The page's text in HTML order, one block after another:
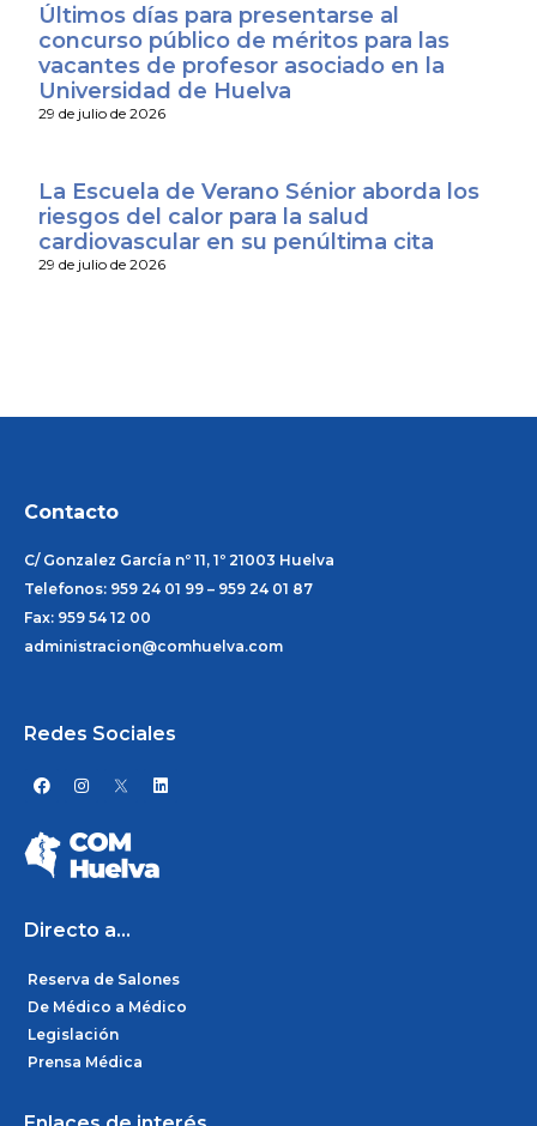
Últimos días para presentarse al
concurso público de méritos para las
vacantes de profesor asociado en la
Universidad de Huelva
29 de julio de 2026
La Escuela de Verano Sénior aborda los
riesgos del calor para la salud
cardiovascular en su penúltima cita
29 de julio de 2026
Contacto
C/ Gonzalez García nº 11, 1º 21003 Huelva
Telefonos: 959 24 01 99 – 959 24 01 87
Fax: 959 54 12 00
administracion@comhuelva.com
Redes Sociales
F
a
e
b
o
o
I
n
a
g
r
L
i
i
Directo a...
Reserva de Salones
De Médico a Médico
Legislación
Prensa Médica